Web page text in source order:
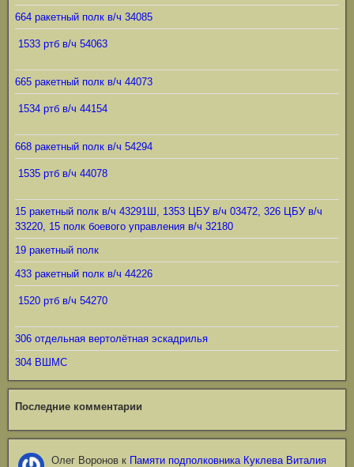
664 ракетный полк в/ч 34085
1533 ртб в/ч 54063
665 ракетный полк в/ч 44073
1534 ртб в/ч 44154
668 ракетный полк в/ч 54294
1535 ртб в/ч 44078
15 ракетный полк в/ч 43291Ш, 1353 ЦБУ в/ч 03472, 326 ЦБУ в/ч
33220, 15 полк боевого управления в/ч 32180
19 ракетный полк
433 ракетный полк в/ч 44226
1520 ртб в/ч 54270
306 отдельная вертолётная эскадрилья
304 ВШМС
Последние комментарии
Олег Воронов к Памяти подполковника Куклева Виталия